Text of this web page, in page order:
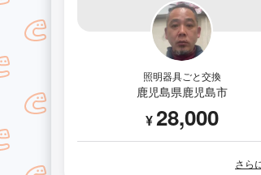
照明器具ごと交換
鹿児島県鹿児島市
¥28,000
さら